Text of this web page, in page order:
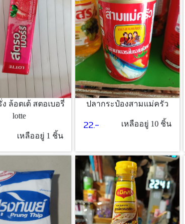
ล้อตเต้ สตอเบอรี่
lotte
เหลืออยู่ 1 ชิ้น
ปลากระป๋องสามแม่ครัว
22.- เหลืออยู่ 10 ชิ้น